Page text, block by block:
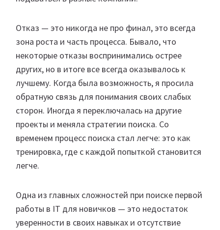
Отказ — это никогда не про финал, это всегда
зона роста и часть процесса. Бывало, что
некоторые отказы воспринимались острее
других, но в итоге все всегда оказывалось к
лучшему. Когда была возможность, я просила
обратную связь для понимания своих слабых
сторон. Иногда я переключалась на другие
проекты и меняла стратегии поиска. Со
временем процесс поиска стал легче: это как
тренировка, где с каждой попыткой становится
легче.
Одна из главных сложностей при поиске первой
работы в IT для новичков — это недостаток
уверенности в своих навыках и отсутствие